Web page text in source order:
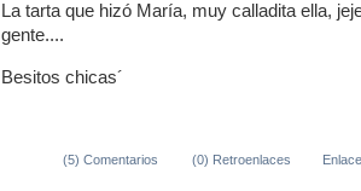
La tarta que hizó María, muy calladita ella,
gente....
Besitos chicas´
(5) Comentarios (0) Retroenlaces Enlace